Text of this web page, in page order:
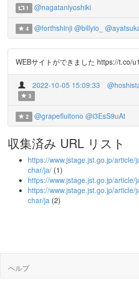
1 @nagataniyoshiki
4 @forthshinji @billyio_
WEBサイトができました https://t.co/
2022-10-05 15:09:33
3
2 @grapefluitono @i3EsS9uAt
収集済み URL リスト
https://www.jstage.jst.go.jp/
char/ja/ (1)
https://www.jstage.jst.go.jp/
https://www.jstage.jst.go.jp/
char/ja (2)
ヘルプ